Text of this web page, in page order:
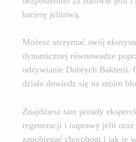
barierę jelitową.
Możesz utrzymać swój
dynamicznej równowadze
odżywianie Dobrych Bakterii.
działa dowiedz się na moim
Znajdziesz tam porady
regeneracji i naprawy jelit
zapobiegać chorobom i jak je